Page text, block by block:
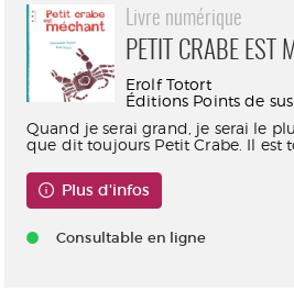
Livre numérique
PETIT CRABE EST
Erolf Totort
Éditions Points de
Quand je serai grand, je serai le
que dit toujours Petit Crabe. Il est
Plus d'infos
Consultable en ligne